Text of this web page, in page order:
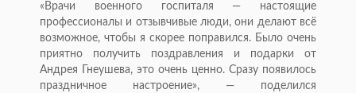
«Врачи военного госпиталя — настоящие
профессионалы и отзывчивые люди, они делают всё
возможное, чтобы я скорее поправился. Было очень
приятно получить поздравления и подарки от
Андрея Гнеушева, это очень ценно. Сразу появилось
праздничное настроение», — поделился